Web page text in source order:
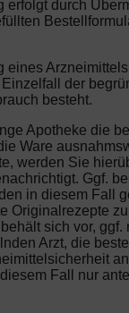
erfolgt durch
eines
der
besteht.
Apotheke die
Ware
werden Sie
Ggf.
in diesem Fall
Originalrezepte
sich vor,
Arzt, die
Fall nur